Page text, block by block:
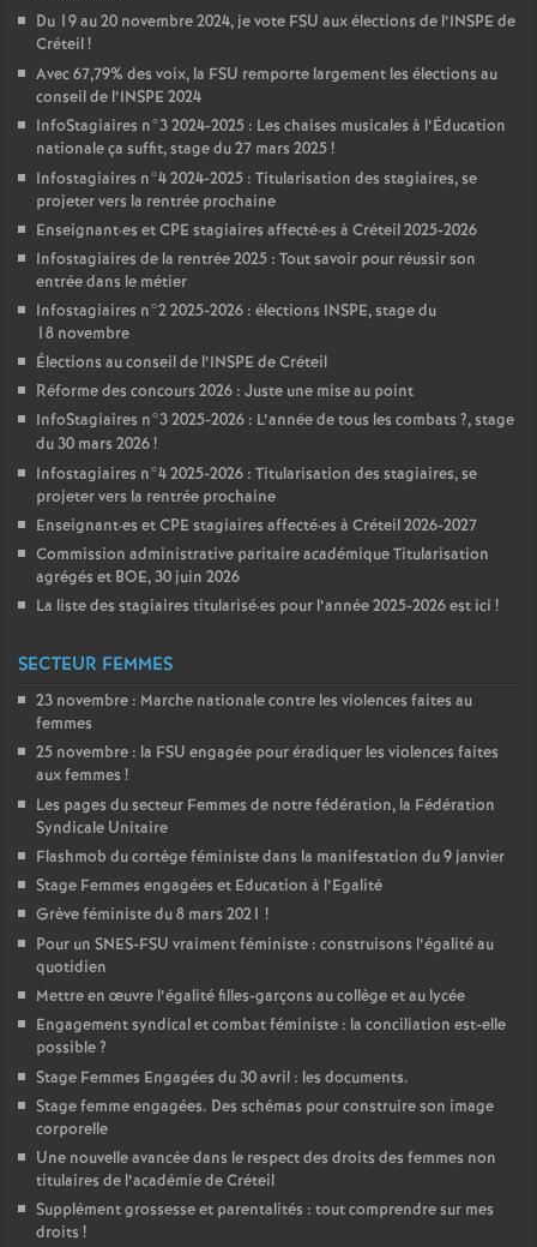
Du 19 au 20 novembre 2024, je vote FSU aux élections de l’INSPE de
Créteil!
Avec 67,79% des voix, la FSU remporte largement les élections au
conseil de l’INSPE 2024
InfoStagiaires n°3 2024-2025 : Les chaises musicales à l’Éducation
nationale ça suffit, stage du 27 mars 2025!
Infostagiaires n°4 2024-2025 : Titularisation des stagiaires, se
projeter vers la rentrée prochaine
Enseignant·es etCPE stagiaires affecté·es à Créteil 2025-2026
Infostagiaires de la rentrée 2025 : Tout savoir pour réussir son
entrée dans le métier
Infostagiaires n°2 2025-2026 : élections INSPE, stage du
18 novembre
Élections au conseil de l’INSPE de Créteil
Réforme des concours 2026 : Juste une mise au point
InfoStagiaires n°3 2025-2026 : L’année de tous les combats ?, stage
du 30 mars 2026!
Infostagiaires n°4 2025-2026 : Titularisation des stagiaires, se
projeter vers la rentrée prochaine
Enseignant·es etCPE stagiaires affecté·es à Créteil 2026-2027
Commission administrative paritaire académique Titularisation
agrégés et BOE, 30 juin 2026
La liste des stagiaires titularisé·es pour l’année 2025-2026 est ici !
SECTEUR FEMMES
23 novembre : Marche nationale contre les violences faites au
femmes
25 novembre : la FSU engagée pour éradiquer les violences faites
aux femmes !
Les pages du secteur Femmes de notre fédération, la Fédération
Syndicale Unitaire
Flashmob du cortège féministe dans la manifestation du 9 janvier
Stage Femmes engagées et Education à l’Egalité
Grève féministe du 8 mars 2021 !
Pour un SNES-FSU vraiment féministe : construisons l’égalité au
quotidien
Mettre en œuvre l’égalité filles-garçons au collège et au lycée
Engagement syndical et combat féministe : la conciliation est-elle
possible?
Stage Femmes Engagées du 30 avril : les documents.
Stage femme engagées. Des schémas pour construire son image
corporelle
Une nouvelle avancée dans le respect des droits des femmes non
titulaires de l’académie de Créteil
Supplément grossesse et parentalités : tout comprendre sur mes
droits !